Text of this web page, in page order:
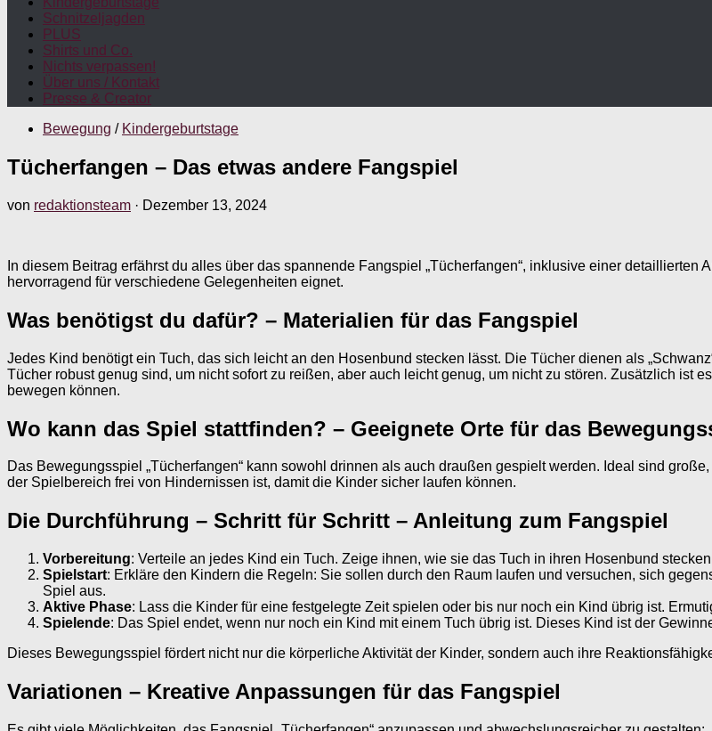
Schnitzeljagden
PLUS
Shirts und Co.
Nichts verpassen!
Über uns / Kontakt
Presse & Creator
Bewegung / Kindergeburtstage
Tücherfangen – Das etwas andere Fangspiel
von redaktionsteam · Dezember 13, 2024
In diesem Beitrag erfährst du alles über das spannende Fangspiel „Tücherfangen“, inklusive einer
hervorragend für verschiedene Gelegenheiten eignet.
Was benötigst du dafür? – Materialien für das Fangspiel
Jedes Kind benötigt ein Tuch, das sich leicht an den Hosenbund stecken lässt. Die Tücher dienen als
Tücher robust genug sind, um nicht sofort zu reißen, aber auch leicht genug, um nicht zu stören. Zusätzlich ist
bewegen können.
Wo kann das Spiel stattfinden? – Geeignete Orte für das
Das Bewegungsspiel „Tücherfangen“ kann sowohl drinnen als auch draußen gespielt werden. Ideal sind
der Spielbereich frei von Hindernissen ist, damit die Kinder sicher laufen können.
Die Durchführung – Schritt für Schritt – Anleitung zum Fangspiel
Vorbereitung: Verteile an jedes Kind ein Tuch. Zeige ihnen, wie sie das Tuch in ihren Hosenbund
Spielstart: Erkläre den Kindern die Regeln: Sie sollen durch den Raum laufen und versuchen, sich
Spiel aus.
Aktive Phase: Lass die Kinder für eine festgelegte Zeit spielen oder bis nur noch ein Kind übrig ist.
Spielende: Das Spiel endet, wenn nur noch ein Kind mit einem Tuch übrig ist. Dieses Kind ist der
Dieses Bewegungsspiel fördert nicht nur die körperliche Aktivität der Kinder, sondern auch ihre
Variationen – Kreative Anpassungen für das Fangspiel